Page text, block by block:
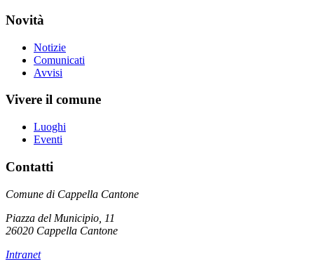
Novità
Notizie
Comunicati
Avvisi
Vivere il comune
Luoghi
Eventi
Contatti
Comune di Cappella Cantone
Piazza del Municipio, 11
26020 Cappella Cantone
Intranet